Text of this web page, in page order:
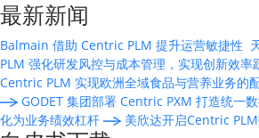
最新新闻
Balmain 借助 Centric PLM 提升运营敏捷性
PLM 强化研发风控与成本管理，实现创新效率
Centric PLM 实现欧洲全域食品与营养业务的
GODET 集团部署 Centric PXM 打造统一
化为业务绩效杠杆
美欣达开启Centric